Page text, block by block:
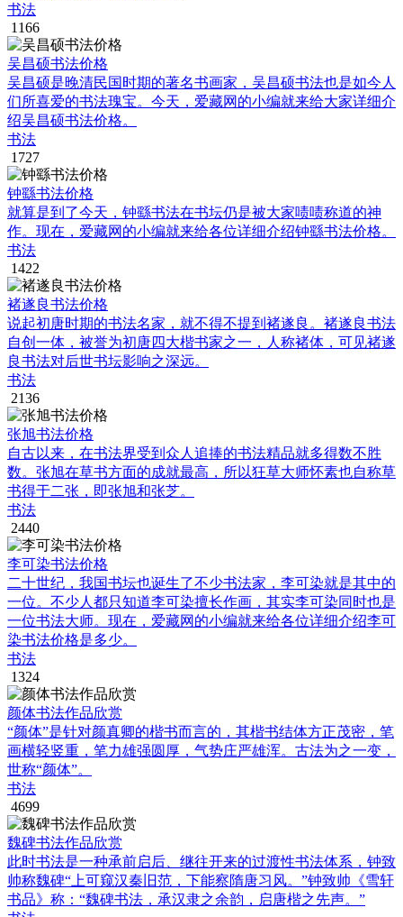
书法
1166
吴昌硕书法价格
吴昌硕是晚清民国时期的著名书画家，吴昌硕书法也是如今人
们所喜爱的书法瑰宝。今天，爱藏网的小编就来给大家详细介
绍吴昌硕书法价格。
书法
1727
钟繇书法价格
就算是到了今天，钟繇书法在书坛仍是被大家啧啧称道的神
作。现在，爱藏网的小编就来给各位详细介绍钟繇书法价格。
书法
1422
褚遂良书法价格
说起初唐时期的书法名家，就不得不提到褚遂良。褚遂良书法
自创一体，被誉为初唐四大楷书家之一，人称褚体，可见褚遂
良书法对后世书坛影响之深远。
书法
2136
张旭书法价格
自古以来，在书法界受到众人追捧的书法精品就多得数不胜
数。张旭在草书方面的成就最高，所以狂草大师怀素也自称草
书得于二张，即张旭和张芝。
书法
2440
李可染书法价格
二十世纪，我国书坛也诞生了不少书法家，李可染就是其中的
一位。不少人都只知道李可染擅长作画，其实李可染同时也是
一位书法大师。现在，爱藏网的小编就来给各位详细介绍李可
染书法价格是多少。
书法
1324
颜体书法作品欣赏
“颜体”是针对颜真卿的楷书而言的，其楷书结体方正茂密，笔
画横轻竖重，笔力雄强圆厚，气势庄严雄浑。古法为之一变，
世称“颜体”。
书法
4699
魏碑书法作品欣赏
此时书法是一种承前启后、继往开来的过渡性书法体系，钟致
帅称魏碑“上可窥汉秦旧范，下能察隋唐习风。”钟致帅《雪轩
书品》称：“魏碑书法，承汉隶之余韵，启唐楷之先声。”